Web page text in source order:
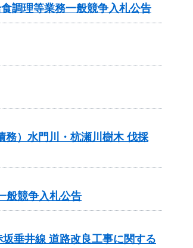
調理等業務一般競争入札公告
務）水門川・杭瀬川樹木 伐採
般競争入札公告
垂井線 道路改良工事に関する